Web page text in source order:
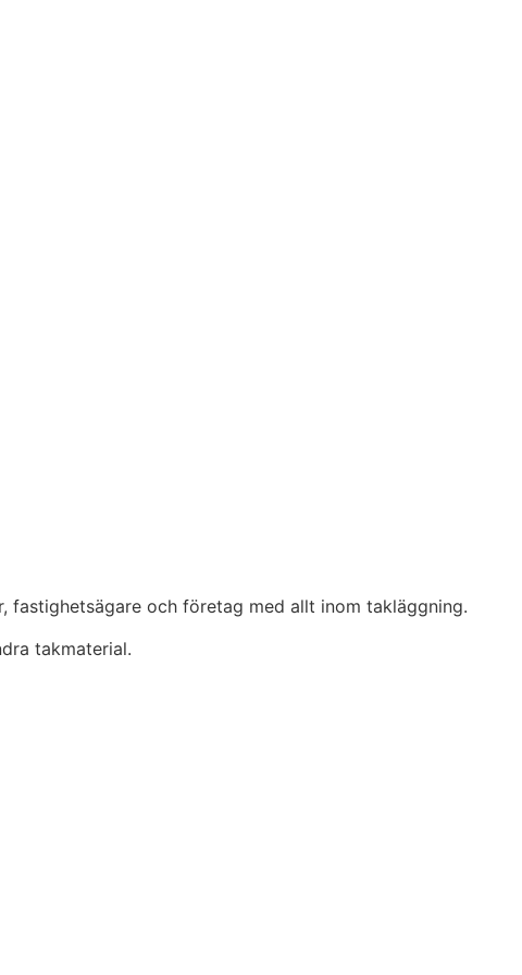
fastighetsägare och företag med allt inom takläggning.
takmaterial.